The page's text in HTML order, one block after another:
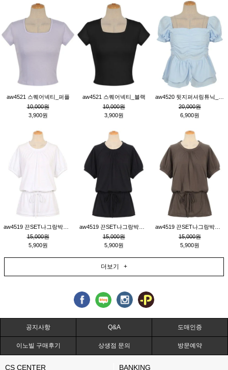
aw4521 스퀘어넥티_퍼플
10,000원
3,900원
aw4521 스퀘어넥티_블랙
10,000원
3,900원
20,000원
6,900원
15,000원
5,900원
15,000원
5,900원
15,000원
5,900원
더보기 +
공지사항 Q&A 도매인증
이노빌 구매후기 상생점 문의 방문예약
CS CENTER BANKING